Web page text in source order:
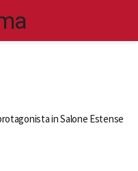
in Salone Estense